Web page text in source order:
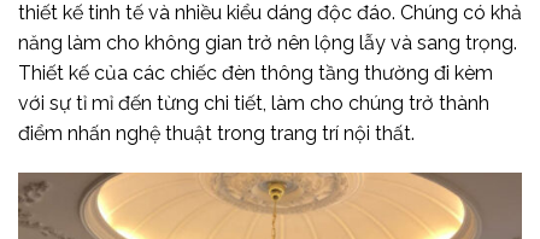
thiết kế tinh tế và nhiều kiểu dáng độc đáo. Chúng có khả
năng làm cho không gian trở nên lộng lẫy và sang trọng.
Thiết kế của các chiếc đèn thông tầng thường đi kèm
với sự tỉ mỉ đến từng chi tiết, làm cho chúng trở thành
điểm nhấn nghệ thuật trong trang trí nội thất.